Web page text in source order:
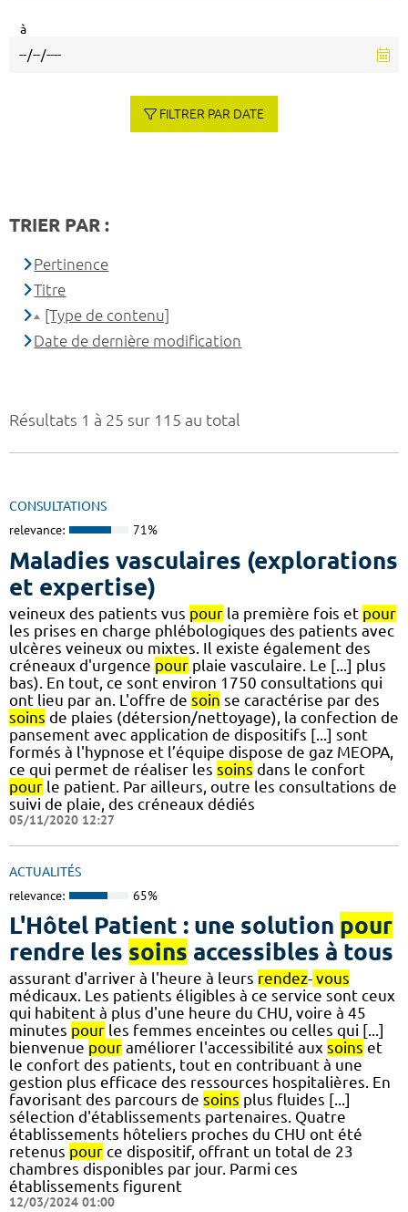
Résultats 1 à 25 sur 115 au total
CONSULTATIONS
relevance: 71%
Maladies vasculaires (explorations
et expertise)
veineux des patients vus pour la première fois et pour
les prises en charge phlébologiques des patients avec
ulcères veineux ou mixtes. Il existe également des
créneaux d'urgence pour plaie vasculaire. Le [...] plus
bas). En tout, ce sont environ 1750 consultations qui
ont lieu par an. L'offre de soin se caractérise par des
soins de plaies (détersion/nettoyage), la confection de
pansement avec application de dispositifs [...] sont
formés à l'hypnose et l’équipe dispose de gaz MEOPA,
ce qui permet de réaliser les soins dans le confort
pour le patient. Par ailleurs, outre les consultations de
suivi de plaie, des créneaux dédiés
05/11/2020 12:27
ACTUALITÉS
relevance: 65%
L'Hôtel Patient : une solution pour
rendre les soins accessibles à tous
assurant d'arriver à l'heure à leurs rendez- vous
médicaux. Les patients éligibles à ce service sont ceux
qui habitent à plus d'une heure du CHU, voire à 45
minutes pour les femmes enceintes ou celles qui [...]
bienvenue pour améliorer l'accessibilité aux soins et
le confort des patients, tout en contribuant à une
gestion plus efficace des ressources hospitalières. En
favorisant des parcours de soins plus fluides [...]
sélection d'établissements partenaires. Quatre
établissements hôteliers proches du CHU ont été
retenus pour ce dispositif, offrant un total de 23
chambres disponibles par jour. Parmi ces
établissements figurent
12/03/2024 01:00
à
FILTRER PAR DATE
TRIER PAR :
Pertinence
Titre
[Type de contenu]
Date de dernière modification